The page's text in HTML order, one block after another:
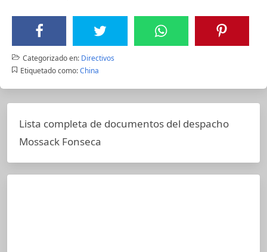
Categorizado en: Directivos
Etiquetado como: China
Lista completa de documentos del despacho
Mossack Fonseca